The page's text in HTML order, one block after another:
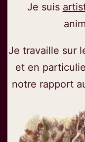
Je suis
Je travaille sur
et en
notre rapport